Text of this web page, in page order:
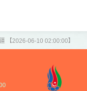
【2026-06-10 02:00:00】